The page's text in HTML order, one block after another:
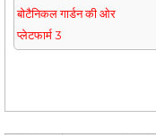
बोटैनिकल गार्डन की ओर
प्लेटफार्म 3